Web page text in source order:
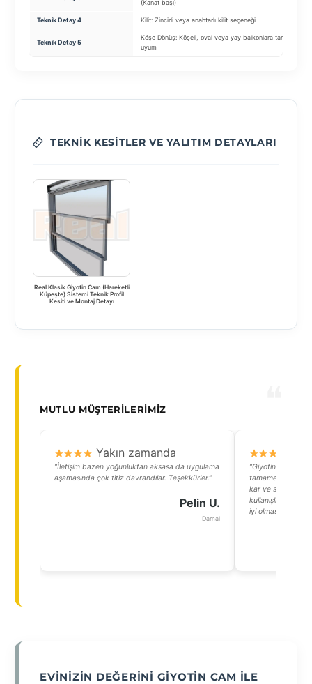
(Kanat başı)
Teknik Detay 4 Kilit: Zincirli veya anahtarlı kilit seçeneği
Teknik Detay 5
Köşe Dönüş: Köşeli, oval veya yay balkonlara tam
uyum
TEKNIK KESITLER VE YALITIM DETAYLARI
Real Klasik Giyotin Cam (Hareketli
Küpeşte) Sistemi Teknik Profil
Kesiti ve Montaj Detayı
MUTLU MÜŞTERILERIMIZ
Yakın zamanda
“İletişim bazen yoğunluktan aksasa da uygulama
aşamasında çok titiz davrandılar. Teşekkürler.”
Pelin U.
Damal
“Giyotin camlar
tamamen
kar ve soğuktan
kullanışlı bir
iyi olması lazım,
EVINIZIN DEĞERINI GIYOTIN CAM ILE